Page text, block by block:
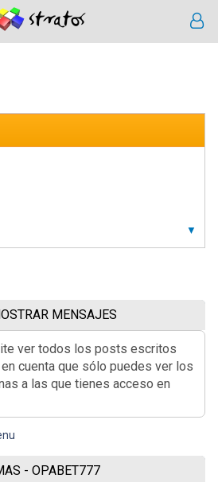
MENSAJES
ver todos los posts escritos
cuenta que sólo puedes ver los
a las que tienes acceso en
- OPABET777